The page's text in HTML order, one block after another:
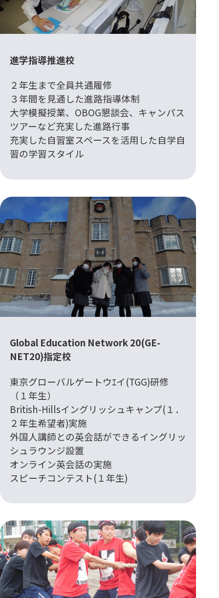
進学指導推進校
２年生まで全員共通履修
３年間を見通した進路指導体制
大学模擬授業、OBOG懇談会、キャンパス
ツアーなど充実した進路行事
充実した自習室スペースを活用した自学自
習の学習スタイル
Global Education Network 20(GE-
NET20)指定校
東京グローバルゲートウｴイ(TGG)研修
（１年生）
British-Hillsイングリッシュキャンプ(１．
２年生希望者)実施
外国人講師との英会話ができるイングリッ
シュラウンジ設置
オンライン英会話の実施
スピーチコンテスト(１年生)